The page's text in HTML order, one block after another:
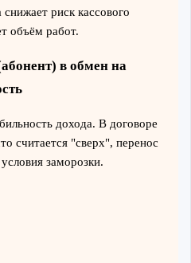
риск кассового
объём работ.
в обмен на
дохода. В договоре
считается "сверх", перенос
заморозки.